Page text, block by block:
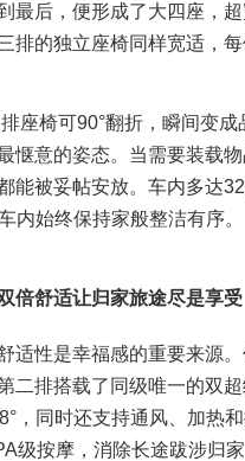
最后，便形成了大四座，
排的独立座椅同样宽适，每
椅可90°翻折，瞬间变成
惬意的姿态。当需要装载
能被妥帖安放。车内多达
内始终保持家般整洁有序。
倍舒适让归家旅途尽是享受
性是幸福感的重要来源。
二排搭载了同级唯一的双
，同时还支持通风、加热
级按摩，消除长途跋涉归家